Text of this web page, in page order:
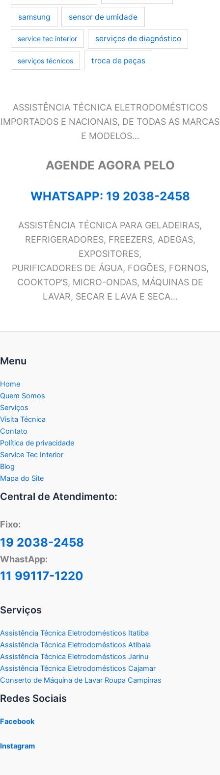
samsung sensor de umidade
service tec interior serviços de diagnóstico
serviços técnicos troca de peças
ASSISTÊNCIA TÉCNICA ELETRODOMÉSTICOS
IMPORTADOS E NACIONAIS, DE TODAS AS MARCAS
E MODELOS…
AGENDE AGORA PELO
WHATSAPP: 19 2038-2458
ASSISTÊNCIA TÉCNICA PARA GELADEIRAS,
REFRIGERADORES, FREEZERS, ADEGAS,
EXPOSITORES,
PURIFICADORES DE ÁGUA, FOGÕES, FORNOS,
COOKTOP’S, MICRO-ONDAS, MÁQUINAS DE
LAVAR, SECAR E LAVA E SECA…
Menu
Home
Quem Somos
Serviços
Visita Técnica
Contato
Política de privacidade
Service Tec Interior
Blog
Mapa do Site
Central de Atendimento:
Fixo:
19 2038-2458
WhastApp:
11 99117-1220
Serviços
Assistência Técnica Eletrodomésticos Itatiba
Assistência Técnica Eletrodomésticos Atibaia
Assistência Técnica Eletrodomésticos Jarinu
Assistência Técnica Eletrodomésticos Cajamar
Conserto de Máquina de Lavar Roupa Campinas
Redes Sociais
Facebook
Instagram